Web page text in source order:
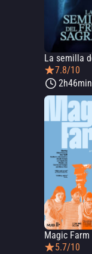
7.8/10
2h46min
Magic Farm
5.7/10